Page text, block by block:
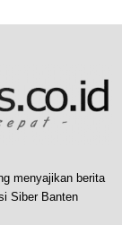
menyajikan berita
Siber Banten